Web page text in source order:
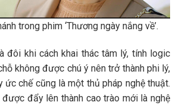
trong phim ‘Thương ngày nắng về’.
đôi khi cách khai thác tâm lý, tính logic
không được chú ý nên trở thành phi lý,
ức chế cũng là một thủ pháp nghệ thuật.
đẩy lên thành cao trào mới là nghệ